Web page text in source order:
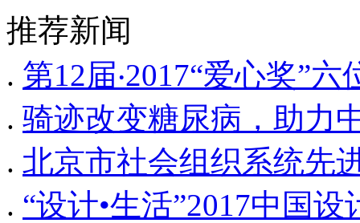
推荐新闻
. 第12届‧2017“爱心奖”
. 骑迹改变糖尿病，助力
. 北京市社会组织系统先
. “设计•生活”2017中国